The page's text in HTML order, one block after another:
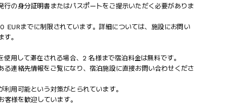
の身分証明書またはパスポートをご提示いただく必要がありま
までに制限されています。詳細については、施設にお問い
。
用して滞在される場合、2 名様まで宿泊料金は無料です。
連絡先情報をご覧になり、宿泊施設に直接お問い合わせくださ
用可能という対策がとられています。
様を歓迎しています。